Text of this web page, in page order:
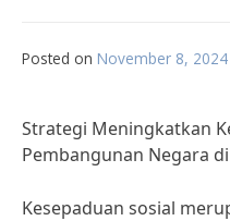
Posted on November 8, 2024
Strategi Meningkatkan
Pembangunan Negara
Kesepaduan sosial